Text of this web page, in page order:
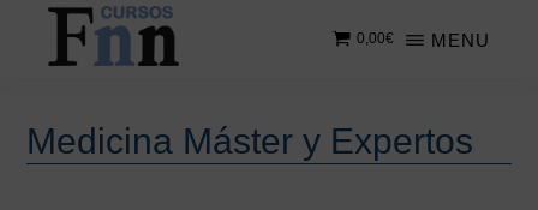
Saltar
contenido
cursos
MENU
0,00€
Medicina Máster y Expertos